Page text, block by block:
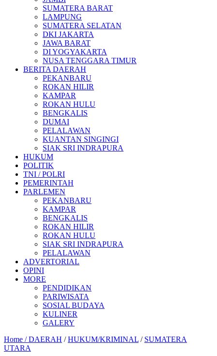
SUMATERA BARAT
LAMPUNG
SUMATERA SELATAN
DKI JAKARTA
JAWA BARAT
DI YOGYAKARTA
NUSA TENGGARA TIMUR
BERITA DAERAH
PEKANBARU
ROKAN HILIR
KAMPAR
ROKAN HULU
BENGKALIS
DUMAI
PELALAWAN
KUANTAN SINGINGI
SIAK SRI INDRAPURA
HUKUM
POLITIK
TNI / POLRI
PEMERINTAH
PARLEMEN
PEKANBARU
KAMPAR
BENGKALIS
ROKAN HILIR
ROKAN HULU
SIAK SRI INDRAPURA
PELALAWAN
ADVERTORIAL
OPINI
MORE
PENDIDIKAN
PARIWISATA
SOSIAL BUDAYA
KULINER
GALERY
Home /DAERAH /HUKUM/KRIMINAL / SUMATERA
UTARA